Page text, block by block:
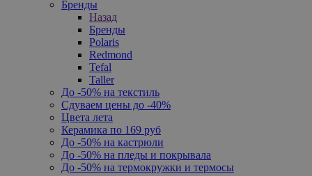
Бренды
Назад
Бренды
Polaris
Redmond
Tefal
Taller
До -50% на текстиль
Сдуваем цены до -40%
Цвета лета
Керамика по 169 руб
До -50% на кастрюли
До -50% на пледы и покрывала
До -50% на термокружки и термосы